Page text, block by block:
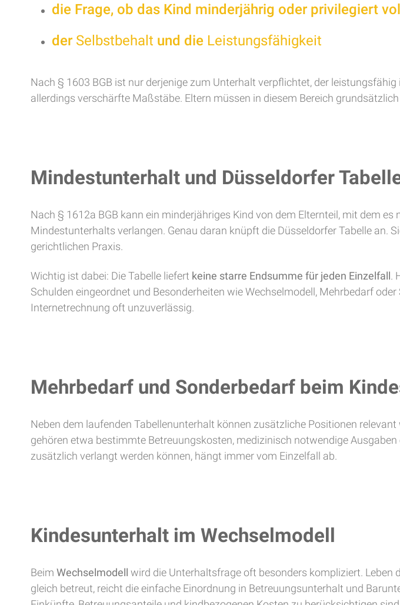
die Frage, ob das Kind minderjährig oder privilegiert
der Selbstbehalt und die Leistungsfähigkeit
Nach § 1603 BGB ist nur derjenige zum Unterhalt verpflichtet, der
allerdings verschärfte Maßstäbe. Eltern müssen in diesem Bereich
Mindestunterhalt und Düsseldorfer
Nach § 1612a BGB kann ein minderjähriges Kind von dem Elternteil, mit dem
Mindestunterhalts verlangen. Genau daran knüpft die Düsseldorfer Tabelle an.
gerichtlichen Praxis.
Wichtig ist dabei: Die Tabelle liefert keine starre Endsumme für jeden Einzelfall
Schulden eingeordnet und Besonderheiten wie Wechselmodell, Mehrbedarf
Internetrechnung oft unzuverlässig.
Mehrbedarf und Sonderbedarf beim
Neben dem laufenden Tabellenunterhalt können zusätzliche Positionen
gehören etwa bestimmte Betreuungskosten, medizinisch notwendige
zusätzlich verlangt werden können, hängt immer vom Einzelfall ab.
Kindesunterhalt im Wechselmodell
Beim Wechselmodell wird die Unterhaltsfrage oft besonders kompliziert. Leben
gleich betreut, reicht die einfache Einordnung in Betreuungsunterhalt und